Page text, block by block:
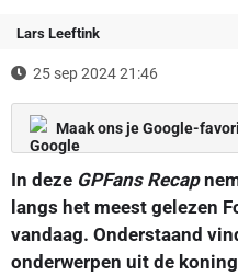
Lars Leeftink
25 sep 2024 21:46
Maak ons je Google-
In deze GPFans Recap
langs het meest gelezen
vandaag. Onderstaand
onderwerpen uit de